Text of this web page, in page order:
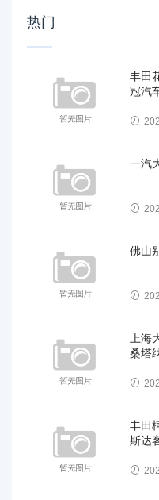
热门
丰田
冠汽
一汽
佛山
上海
桑塔
丰田
斯达